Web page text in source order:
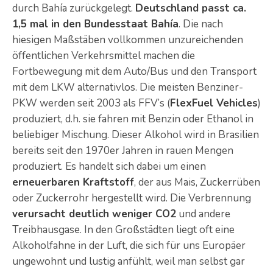
durch Bahía zurückgelegt. Deutschland passt ca.
1,5 mal in den Bundesstaat Bahía. Die nach
hiesigen Maßstäben vollkommen unzureichenden
öffentlichen Verkehrsmittel machen die
Fortbewegung mit dem Auto/Bus und den Transport
mit dem LKW alternativlos. Die meisten Benziner-
PKW werden seit 2003 als FFV’s (FlexFuel Vehicles)
produziert, d.h. sie fahren mit Benzin oder Ethanol in
beliebiger Mischung. Dieser Alkohol wird in Brasilien
bereits seit den 1970er Jahren in rauen Mengen
produziert. Es handelt sich dabei um einen
erneuerbaren Kraftstoff, der aus Mais, Zuckerrüben
oder Zuckerrohr hergestellt wird. Die Verbrennung
verursacht deutlich weniger CO2 und andere
Treibhausgase. In den Großstädten liegt oft eine
Alkoholfahne in der Luft, die sich für uns Europäer
ungewohnt und lustig anfühlt, weil man selbst gar